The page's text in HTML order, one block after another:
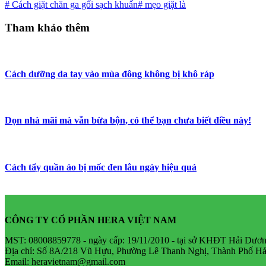
# Cách giặt chăn ga gối sạch khuẩn# mẹo giặt là
Tham khảo thêm
Cách dưỡng da tay vào mùa đông không bị khô ráp
Dọn nhà mãi mà vẫn bừa bộn, có thể bạn chưa biết điều này!
Cách tẩy quần áo bị mốc đen lâu ngày hiệu quả
CÔNG TY CỔ PHẦN HERA VIỆT NAM
MST: 08008859778 - ngày cấp: 19/11/2010 - tại sở KHĐT Hải
Địa chỉ: Số 8A/218 Vũ Hựu, Phường Lê Thanh Nghị, Thành Phố
Email: heravietnam@gmail.com